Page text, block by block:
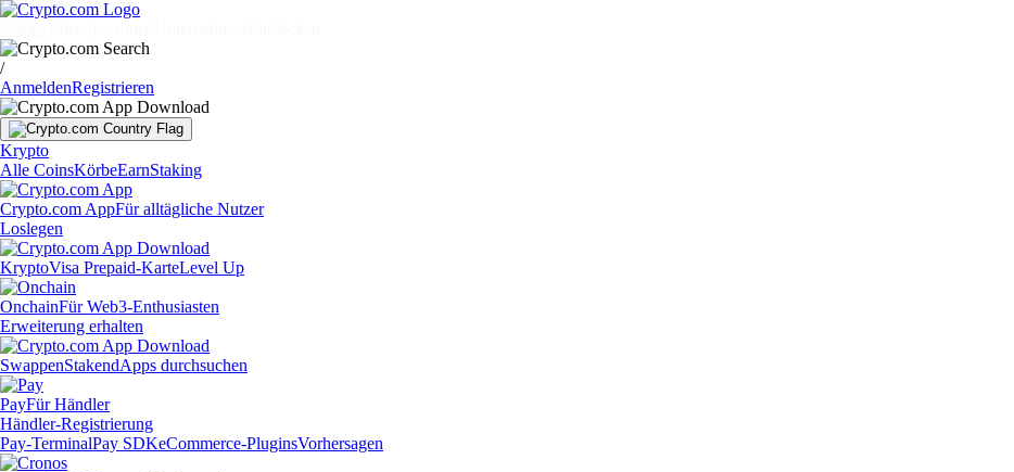
/
AnmeldenRegistrieren
Krypto
Alle CoinsKörbeEarnStaking
Crypto.com AppFür alltägliche Nutzer
Loslegen
KryptoVisa Prepaid-KarteLevel Up
OnchainFür Web3-Enthusiasten
Erweiterung erhalten
SwappenStakendApps durchsuchen
PayFür Händler
Händler-Registrierung
Pay-TerminalPay SDKeCommerce-PluginsVorhersagen